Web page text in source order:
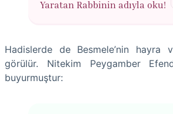
Yaratan Rabbinin adıyla oku!
Hadislerde de Besmele’nin hayra
görülür. Nitekim Peygamber
buyurmuştur: